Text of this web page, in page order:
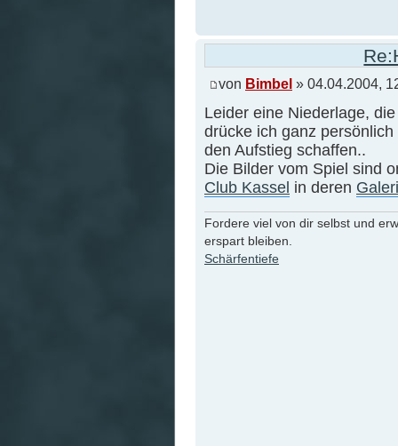
von Bimbel » 04.04.2004,
Leider eine Niederlage,
drücke ich ganz
den Aufstieg schaffen..
Die Bilder vom Spiel sind
Club Kassel in deren
Fordere viel von dir selbst und
erspart bleiben.
Schärfentiefe